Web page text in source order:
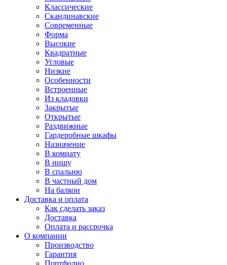
Классические
Скандинавские
Современные
Форма
Высокие
Квадратные
Угловые
Низкие
Особенности
Встроенные
Из кладовки
Закрытые
Открытые
Раздвижные
Гардеробные шкафы
Назначение
В комнату
В нишу
В спальню
В частный дом
На балкон
Доставка и оплата
Как сделать заказ
Доставка
Оплата и рассрочка
О компании
Производство
Гарантия
Портфолио